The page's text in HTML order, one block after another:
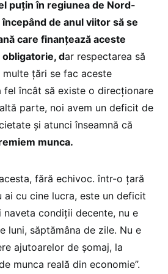
puțin în regiunea de Nord-
de anul viitor să se
care finanțează aceste
dar respectarea să
țări se fac aceste
fel încât să existe o direcționare
parte, noi avem un deficit de
și atunci înseamnă că
munca.
fără echivoc. într-o țară
cu cine lucra, este un deficit
condiții decente, nu e
luni, săptămâna de zile. Nu e
ajutoarelor de șomaj, la
munca reală din economie”.